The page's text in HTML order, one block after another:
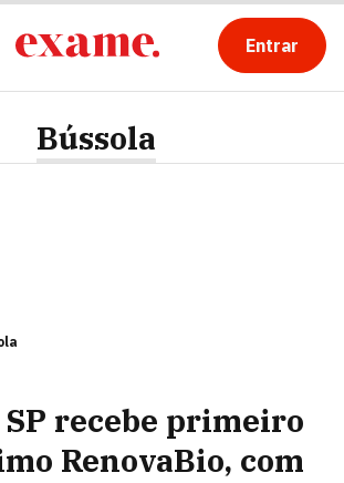
Entrar
Bússola
SP recebe primeiro
RenovaBio, com